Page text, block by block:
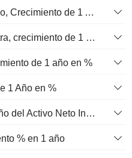
Ingreso Neto Normalizado, Crecimiento de 1 Año en %
EPS diluido antes de Extra, crecimiento de 1 año %
de 1 año en %
1 Año en %
Crecimiento en % en 1 año del Activo Neto Inmovilizado Material
% en 1 año